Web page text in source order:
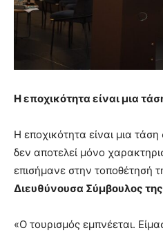
Η εποχικότητα είναι μια
Η εποχικότητα είναι μια
δεν αποτελεί μόνο
επισήμανε στην τοποθέτησή
Διευθύνουσα Σύμβουλος
«Ο τουρισμός εμπνέεται.